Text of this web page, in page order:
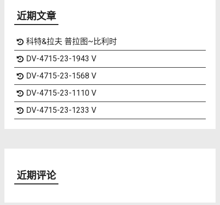
近期文章
科特&拉夫 普拉图~比利时
DV-4715-23-1943 V
DV-4715-23-1568 V
DV-4715-23-1110 V
DV-4715-23-1233 V
近期评论